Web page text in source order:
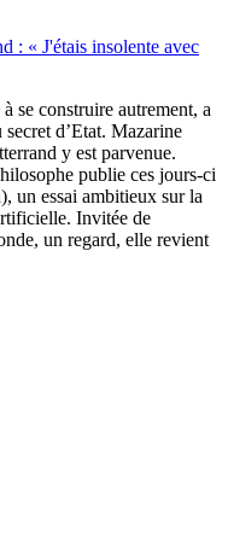
: « J'étais insolente avec
se construire autrement, a
d’Etat. Mazarine
y est parvenue.
publie ces jours-ci
un essai ambitieux sur la
Invitée de
un regard, elle revient